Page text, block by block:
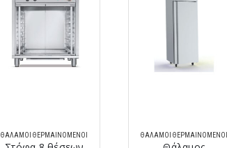
ΘΆΛΑΜΟΙ ΘΕΡΜΑΙΝΌΜΕΝΟΙ ΘΆΛΑΜΟΙ ΘΕΡΜΑΙΝΌΜΕΝΟΙ